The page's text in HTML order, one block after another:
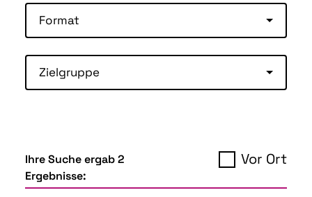
Format
Zielgruppe
Ihre Suche ergab 2
Ergebnisse:
Vor Ort